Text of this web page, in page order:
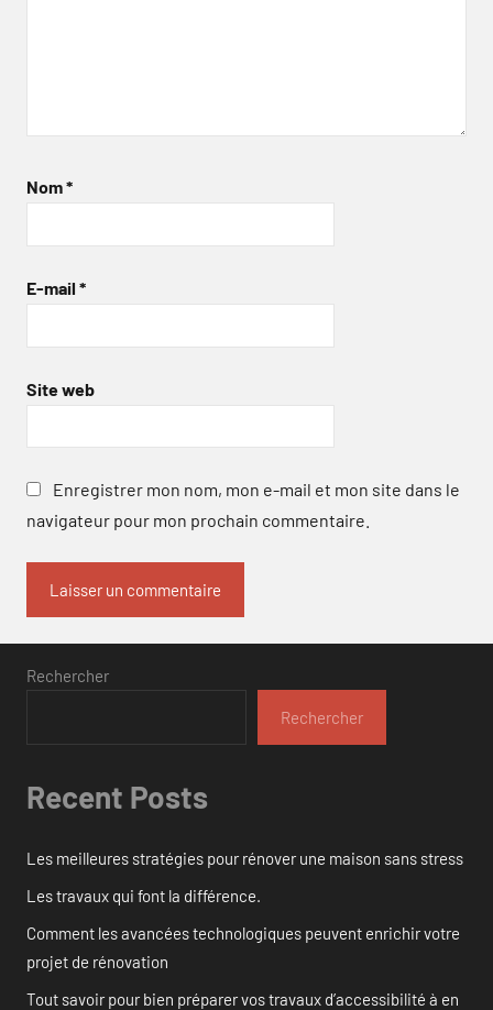
Nom*
E-mail *
Site web
Enregistrer mon nom, mon e-mail et mon site dans le
navigateur pour mon prochain commentaire.
Rechercher
Rechercher
Recent Posts
Les meilleures stratégies pour rénover une maison sans stress
Les travaux qui font la différence.
Comment les avancées technologiques peuvent enrichir votre
projet de rénovation
Tout savoir pour bien préparer vos travaux d’accessibilité à en